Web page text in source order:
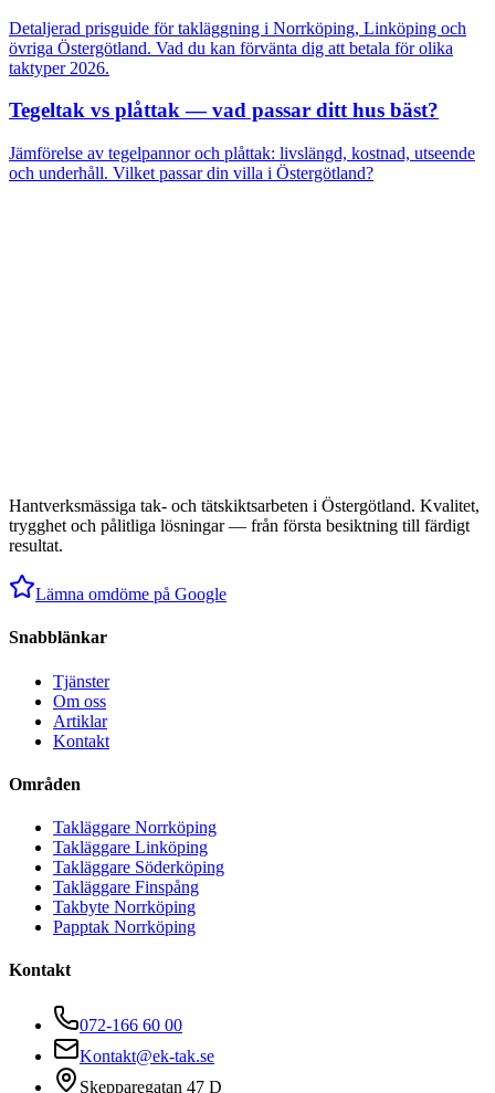
Detaljerad prisguide för takläggning i Norrköping, Linköping och
övriga Östergötland. Vad du kan förvänta dig att betala för olika
taktyper 2026.
Tegeltak vs plåttak — vad passar ditt hus bäst?
Jämförelse av tegelpannor och plåttak: livslängd, kostnad, utseende
och underhåll. Vilket passar din villa i Östergötland?
Hantverksmässiga tak- och tätskiktsarbeten i Östergötland. Kvalitet,
trygghet och pålitliga lösningar — från första besiktning till färdigt
resultat.
Lämna omdöme på Google
Snabblänkar
Tjänster
Om oss
Artiklar
Kontakt
Områden
Takläggare Norrköping
Takläggare Linköping
Takläggare Söderköping
Takläggare Finspång
Takbyte Norrköping
Papptak Norrköping
Kontakt
072-166 60 00
Kontakt@ek-tak.se
Skepparegatan 47 D